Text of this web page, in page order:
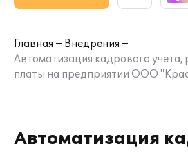
Главная
Внедрения
Автоматизация кадрового учета,
платы на предприятии ООО
Автоматизация